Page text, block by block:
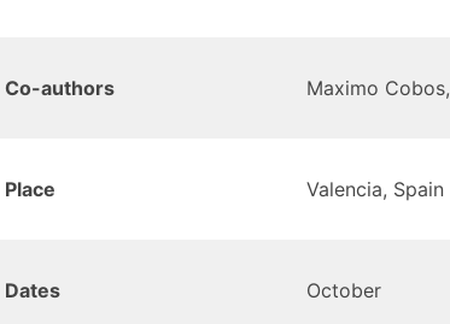
Co-authors Maximo
Place Valencia, Spain
Dates October